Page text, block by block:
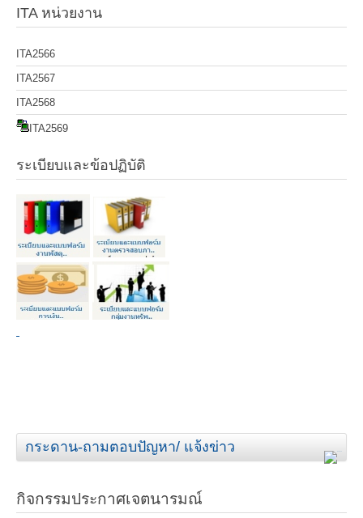
ITA หน่วยงาน
ITA2566
ITA2567
ITA2568
ITA2569
ระเบียบและข้อปฏิบัติ
กระดาน-ถามตอบปัญหา/ แจ้งข่าว
กิจกรรมประกาศเจตนารมณ์